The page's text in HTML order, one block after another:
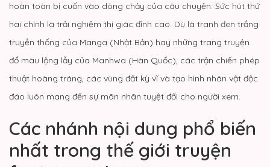
hoàn toàn bị cuốn vào dòng chảy của câu chuyện. Sức hút thứ
hai chính là trải nghiệm thị giác đỉnh cao. Dù là tranh đen trắng
truyền thống của Manga (Nhật Bản) hay những trang truyện
đổ màu lộng lẫy của Manhwa (Hàn Quốc), các trận chiến phép
thuật hoàng tráng, các vùng đất kỳ vĩ và tạo hình nhân vật độc
đáo luôn mang đến sự mãn nhãn tuyệt đối cho người xem.
Các nhánh nội dung phổ biến
nhất trong thế giới truyện